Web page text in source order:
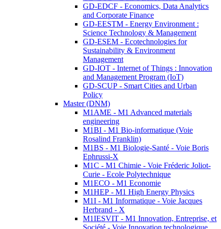
GD-EDCF - Economics, Data Analytics
and Corporate Finance
GD-EESTM - Energy Environment :
Science Technology & Management
GD-ESEM - Ecotechnologies for
Sustainability & Environment
Management
GD-IOT - Internet of Things : Innovation
and Management Program (IoT)
GD-SCUP - Smart Cities and Urban
Policy
Master (DNM)
M1AME - M1 Advanced materials
engineering
M1BI - M1 Bio-informatique (Voie
Rosalind Franklin)
M1BS - M1 Biologie-Santé - Voie Boris
Ephrussi-X
M1C - M1 Chimie - Voie Fréderic Joliot-
Curie - Ecole Polytechnique
M1ECO - M1 Economie
M1HEP - M1 High Energy Physics
M1I - M1 Informatique - Voie Jacques
Herbrand - X
M1IESVIT - M1 Innovation, Entreprise, et
Société - Voie Innovation technologique